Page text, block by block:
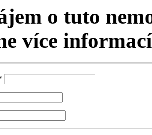
o tuto
více